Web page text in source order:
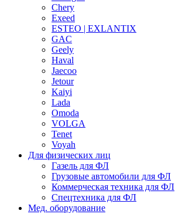
Chery
Exeed
ESTEO | EXLANTIX
GAC
Geely
Haval
Jaecoo
Jetour
Kaiyi
Lada
Omoda
VOLGA
Tenet
Voyah
Для физических лиц
Газель для ФЛ
Грузовые автомобили для ФЛ
Коммерческая техника для ФЛ
Спецтехника для ФЛ
Мед. оборудование